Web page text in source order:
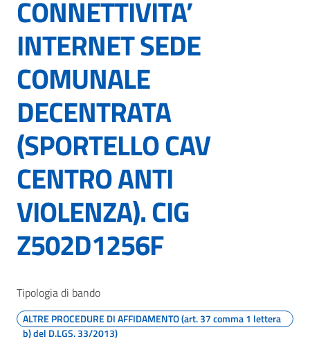
CONNETTIVITA’
INTERNET SEDE
COMUNALE
DECENTRATA
(SPORTELLO CAV
CENTRO ANTI
VIOLENZA). CIG
Z502D1256F
Tipologia di bando
ALTRE PROCEDURE DI AFFIDAMENTO (art. 37 comma 1 lettera
b) del D.LGS. 33/2013)